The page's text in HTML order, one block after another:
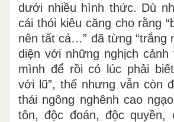
dưới nhiều hình thức. Dù
cái thói kiêu căng cho rằng
nên tất cả…” đã từng “trắng
diện với những nghịch
mình để rồi có lúc phải biết
với lũ”, thế nhưng vẫn còn
thái ngông nghênh cao
tôn, độc đoán, độc quyền,